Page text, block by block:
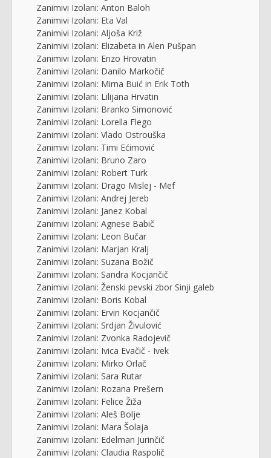
Zanimivi Izolani: Anton Baloh
Zanimivi Izolani: Eta Val
Zanimivi Izolani: Aljoša Križ
Zanimivi Izolani: Elizabeta in Alen Pušpan
Zanimivi Izolani: Enzo Hrovatin
Zanimivi Izolani: Danilo Markočič
Zanimivi Izolani: Mirna Buić in Erik Toth
Zanimivi Izolani: Lilijana Hrvatin
Zanimivi Izolani: Branko Simonović
Zanimivi Izolani: Lorella Flego
Zanimivi Izolani: Vlado Ostrouška
Zanimivi Izolani: Timi Ećimović
Zanimivi Izolani: Bruno Zaro
Zanimivi Izolani: Robert Turk
Zanimivi Izolani: Drago Mislej - Mef
Zanimivi Izolani: Andrej Jereb
Zanimivi Izolani: Janez Kobal
Zanimivi Izolani: Agnese Babič
Zanimivi Izolani: Leon Bučar
Zanimivi Izolani: Marjan Kralj
Zanimivi Izolani: Suzana Božič
Zanimivi Izolani: Sandra Kocjančič
Zanimivi Izolani: Ženski pevski zbor Sinji galeb
Zanimivi Izolani: Boris Kobal
Zanimivi Izolani: Ervin Kocjančič
Zanimivi Izolani: Srdjan Živulović
Zanimivi Izolani: Zvonka Radojevič
Zanimivi Izolani: Ivica Evačič - Ivek
Zanimivi Izolani: Mirko Orlač
Zanimivi Izolani: Sara Rutar
Zanimivi Izolani: Rozana Prešern
Zanimivi Izolani: Felice Žiža
Zanimivi Izolani: Aleš Bolje
Zanimivi Izolani: Mara Šolaja
Zanimivi Izolani: Edelman Jurinčič
Zanimivi Izolani: Claudia Raspolič